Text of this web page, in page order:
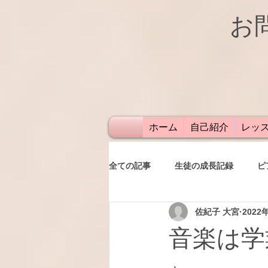
お
ホーム 自己紹介 レッ
全ての記事 生徒の成長記録
レッスン 保護者
音楽は
佐紀子 大宮 2022